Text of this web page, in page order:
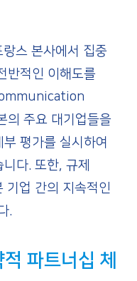
스 본사에서 집중
반적인 이해도를
의 주요 대기업들을
평가를 실시하여
다. 또한, 규제
업 간의 지속적인
.
파트너십 체